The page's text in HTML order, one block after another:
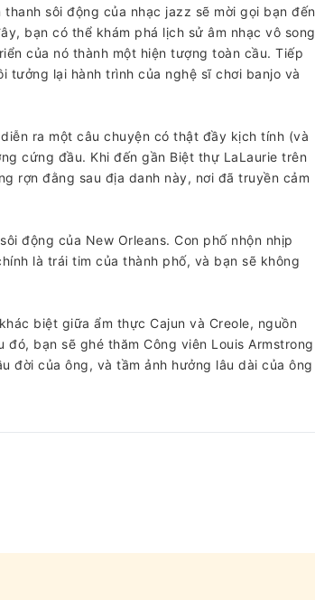
sôi động của nhạc jazz sẽ mời gọi bạn đến
bạn có thể khám phá lịch sử âm nhạc vô song
của nó thành một hiện tượng toàn cầu. Tiếp
tưởng lại hành trình của nghệ sĩ chơi banjo và
ra một câu chuyện có thật đầy kịch tính (và
cứng đầu. Khi đến gần Biệt thự LaLaurie trên
rợn đằng sau địa danh này, nơi đã truyền cảm
động của New Orleans. Con phố nhộn nhịp
là trái tim của thành phố, và bạn sẽ không
biệt giữa ẩm thực Cajun và Creole, nguồn
bạn sẽ ghé thăm Công viên Louis Armstrong
đời của ông, và tầm ảnh hưởng lâu dài của ông